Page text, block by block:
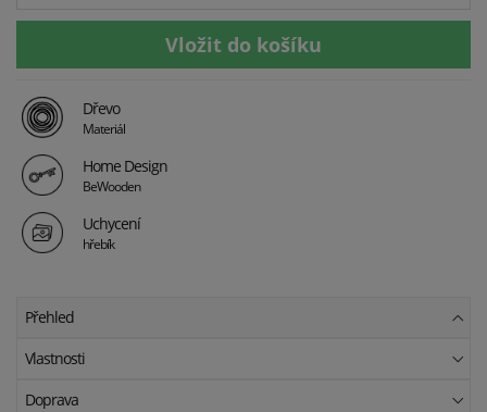
Dřevo
Materiál
Home Design
BeWooden
Uchycení
hřebík
Přehled
Vlastnosti
Doprava